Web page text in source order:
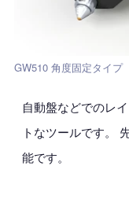
GW510 角度固定タイプ
自動盤などでのレ
トなツールです。
能です。